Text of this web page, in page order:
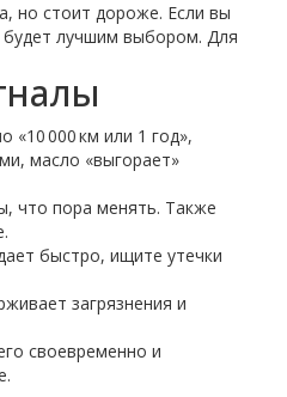
но стоит дороже. Если вы
будет лучшим выбором. Для
«10 000 км или 1 год»,
масло «выгорает»
что пора менять. Также
быстро, ищите утечки
загрязнения и
своевременно и